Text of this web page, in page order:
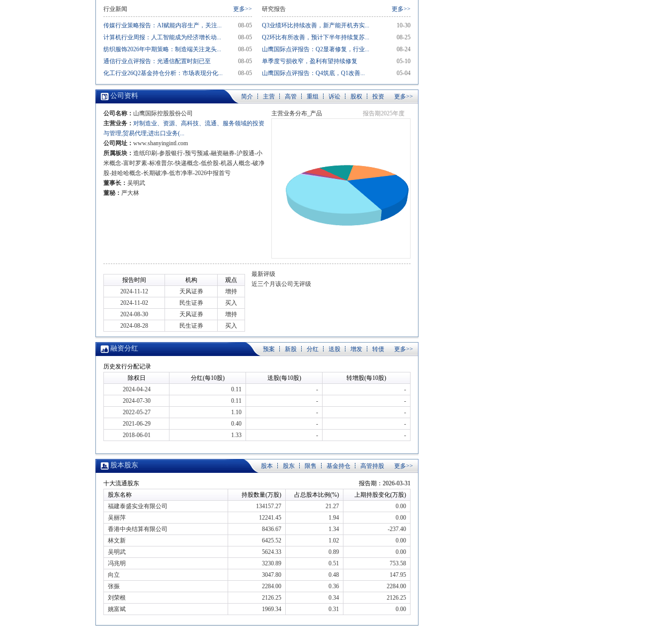
更多>>
行业新闻
08-05
传媒行业策略报告：AI赋能内容生产，关注...
08-05
计算机行业周报：人工智能成为经济增长动...
08-05
纺织服饰2026年中期策略：制造端关注龙头...
08-05
通信行业点评报告：光通信配置时刻已至
08-05
化工行业26Q2基金持仓分析：市场表现分化...
更多>>
研究报告
10-30
Q3业绩环比持续改善，新产能开机夯实...
08-25
Q2环比有所改善，预计下半年持续复苏...
08-24
山鹰国际点评报告：Q2显著修复，行业...
05-10
单季度亏损收窄，盈利有望持续修复
05-04
山鹰国际点评报告：Q4筑底，Q1改善...
公司资料 简介 主营 高管 重组 诉讼 股权 投资 更多>>
公司名称： 山鹰国际控股股份公司
主营业务： 对制造业、资源、高科技、流通、服务领域的投资
与管理;贸易代理;进出口业务(...
公司网址： www.shanyingintl.com
所属板块： 造纸印刷-参股银行-预亏预减-融资融券-沪股通-小
米概念-富时罗素-标准普尔-快递概念-低价股-机器人概念-破净
股-娃哈哈概念-长期破净-低市净率-2026中报首亏
董事长： 吴明武
董秘： 严大林
主营业务分布_产品 报告期2025年度
报告时间 机构
观点
2024-11-12
天风证券
增持
2024-11-02
民生证券
买入
2024-08-30
天风证券
增持
2024-08-28
民生证券 买入
最新评级
近三个月该公司无评级
融资分红 预案 新股 分红 送股 增发 转债 更多>>
历史发行分配记录
除权日
分红(每10股) 送股(每10股)
转增股(每10股)
2024-04-24
0.11 -
-
2024-07-30
0.11 -
-
2022-05-27
1.10 -
-
2021-06-29
0.40 -
-
2018-06-01
1.33 - -
股本股东 股本 股东 限售 基金持仓 高管持股 更多>>
十大流通股东
报告期：2026-03-31
股东名称
持股数量(万股) 占总股本比例(%)
上期持股变化(万股)
福建泰盛实业有限公司
134157.27 21.27
0.00
吴丽萍
12241.45 1.94
0.00
香港中央结算有限公司
8436.67 1.34
-237.40
林文新
6425.52 1.02
0.00
吴明武
5624.33 0.89
0.00
冯兆明
3230.89 0.51
753.58
向立
3047.80 0.48
147.95
张振
2284.00 0.36
2284.00
刘荣根
2126.25 0.34
2126.25
姚富斌
1969.34 0.31 0.00